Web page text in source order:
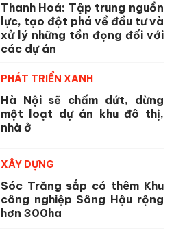
Thanh Hoá: Tập trung nguồn
lực, tạo đột phá về đầu tư và
xử lý những tồn đọng đối với
các dự án
PHÁT TRIỂN XANH
Hà Nội sẽ chấm dứt, dừng
một loạt dự án khu đô thị,
nhà ở
XÂY DỰNG
Sóc Trăng sắp có thêm Khu
công nghiệp Sông Hậu rộng
hơn 300ha